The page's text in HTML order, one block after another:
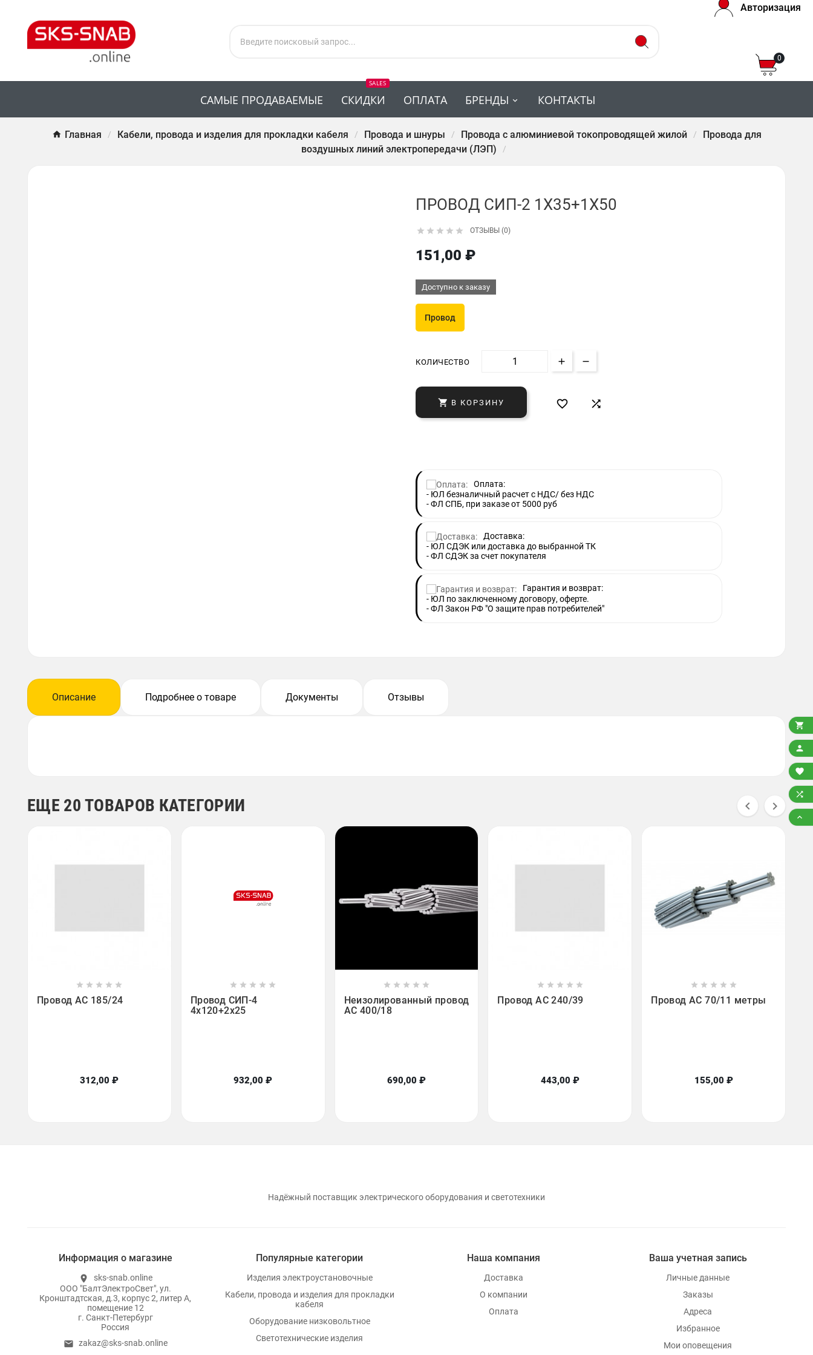
Авторизация
0
САМЫЕ ПРОДАВАЕМЫЕ СКИДКИ
SALES
ОПЛАТА БРЕНДЫ КОНТАКТЫ
Главная Кабели, провода и изделия для прокладки кабеля Провода и шнуры Провода с алюминиевой токопроводящей жилой
Провода для
воздушных линий электропередачи (ЛЭП)
ПРОВОД СИП-2 1Х35+1Х50
     ОТЗЫВЫ (0)
151,00 ₽
Доступно к заказу
Провод
КОЛИЧЕСТВО
 В КОРЗИНУ  
Оплата:
- ЮЛ безналичный расчет с НДС/ без НДС
- ФЛ СПБ, при заказе от 5000 руб
Доставка:
- ЮЛ СДЭК или доставка до выбранной ТК
- ФЛ СДЭК за счет покупателя
Гарантия и возврат:
- ЮЛ по заключенному договору, оферте.
- ФЛ Закон РФ "О защите прав потребителей"
Описание Подробнее о товаре Документы Отзывы
ЕЩЕ 20 ТОВАРОВ КАТЕГОРИИ  
    
Провод АС 185/24
312,00 ₽
    
Провод СИП-4
4х120+2х25
932,00 ₽
    
Неизолированный провод
АС 400/18
690,00 ₽
    
Провод АС 240/39
443,00 ₽
    
Провод АС 70/11 метры
155,00 ₽
Надёжный поставщик электрического оборудования и светотехники
Информация о магазине
location_on
sks-snab.online
ООО "БалтЭлектроСвет", ул.
Кронштадтская, д.3, корпус 2, литер А,
помещение 12
г. Санкт-Петербург
Россия
email zakaz@sks-snab.online
Популярные категории
Изделия электроустановочные
Кабели, провода и изделия для прокладки
кабеля
Оборудование низковольтное
Светотехнические изделия
Наша компания
Доставка
О компании
Оплата
Ваша учетная запись
Личные данные
Заказы
Адреса
Избранное
Мои оповещения




